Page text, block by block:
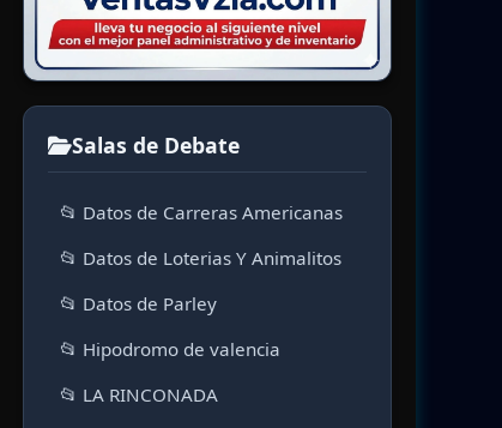
Salas de Debate
📂 Datos de Carreras Americanas
📂 Datos de Loterias Y Animalitos
📂 Datos de Parley
📂 Hipodromo de valencia
📂 LA RINCONADA